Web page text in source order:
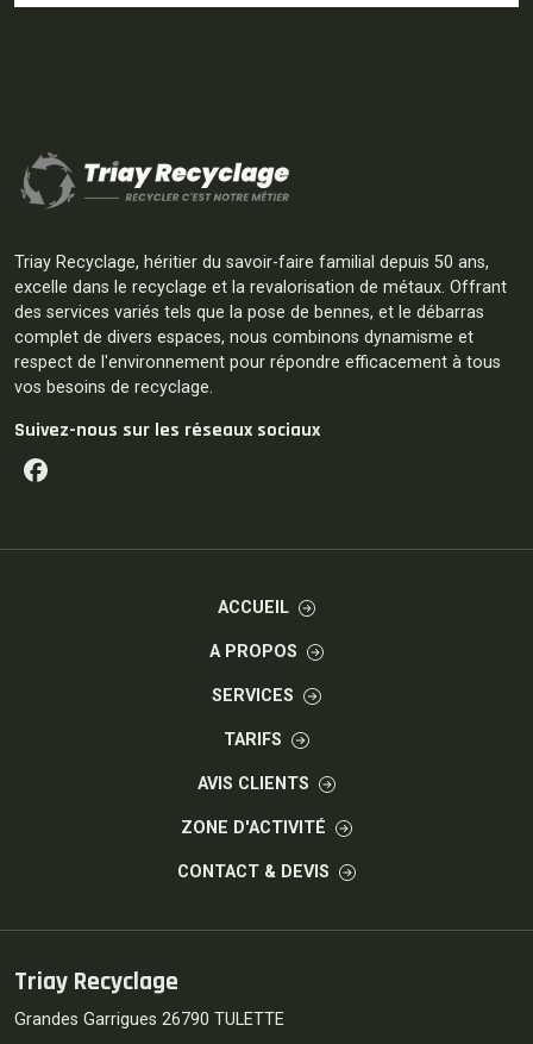
Triay Recyclage, héritier du savoir-faire familial depuis 50 ans,
excelle dans le recyclage et la revalorisation de métaux. Offrant
des services variés tels que la pose de bennes, et le débarras
complet de divers espaces, nous combinons dynamisme et
respect de l'environnement pour répondre efficacement à tous
vos besoins de recyclage.
Suivez-nous sur les réseaux sociaux
Facebook
ACCUEIL
A PROPOS
SERVICES
TARIFS
AVIS CLIENTS
ZONE D'ACTIVITÉ
CONTACT & DEVIS
Triay Recyclage
Grandes Garrigues 26790 TULETTE